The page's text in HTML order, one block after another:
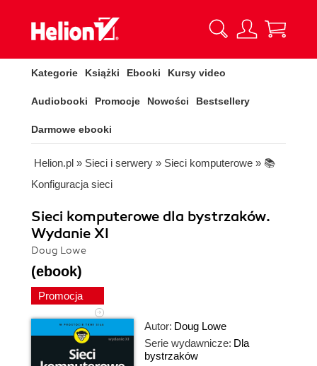
Kategorie Książki Ebooki Kursy video
Audiobooki Promocje Nowości Bestsellery
Darmowe ebooki
Helion.pl » Sieci i serwery » Sieci komputerowe » 📚
Konfiguracja sieci
Sieci komputerowe dla bystrzaków.
Wydanie XI
Doug Lowe
(ebook)
Promocja
Autor: Doug Lowe
Serie wydawnicze: Dla
bystrzaków